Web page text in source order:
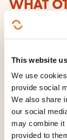
This website
We use
provide social
We also share
our social
may combine it
provided to
WHAT
USEFUL
Veuillez noter